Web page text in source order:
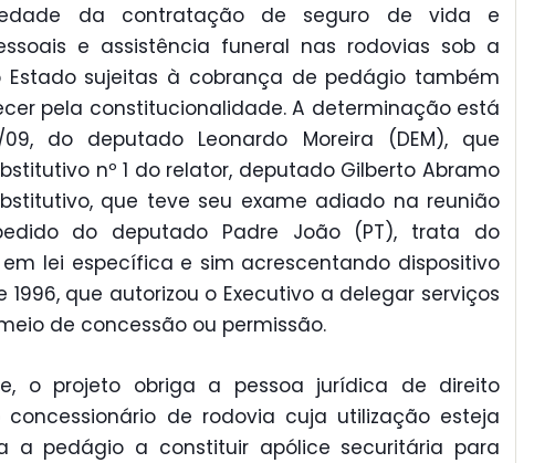
da contratação de seguro de vida e
e assistência funeral nas rodovias sob a
Estado sujeitas à cobrança de pedágio também
pela constitucionalidade. A determinação está
09, do deputado Leonardo Moreira (DEM), que
nº 1 do relator, deputado Gilberto Abramo
que teve seu exame adiado na reunião
do deputado Padre João (PT), trata do
lei específica e sim acrescentando dispositivo
1996, que autorizou o Executivo a delegar serviços
de concessão ou permissão.
o projeto obriga a pessoa jurídica de direito
de rodovia cuja utilização esteja
a pedágio a constituir apólice securitária para